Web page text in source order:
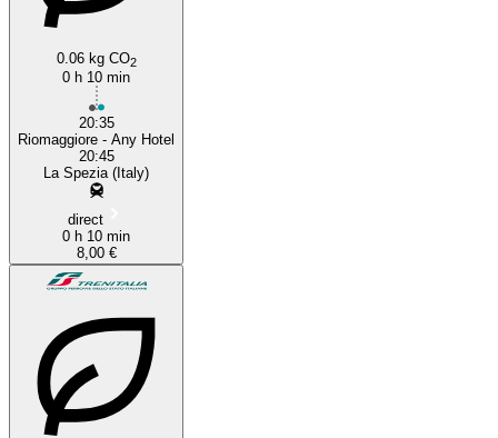
0.06 kg CO2
0 h 10 min
20:35
Riomaggiore - Any Hotel
20:45
La Spezia (Italy)
direct
0 h 10 min
8,00 €